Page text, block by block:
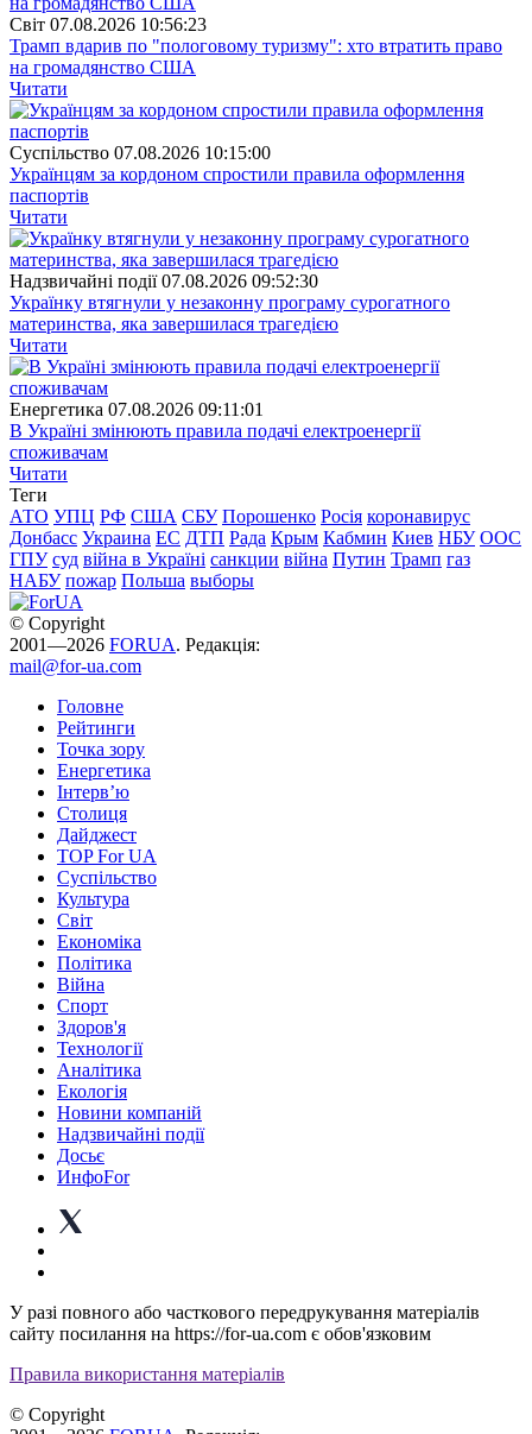
Свiт 07.08.2026 10:56:23
Трамп вдарив по "пологовому туризму": хто втратить право
на громадянство США
Читати
Суспiльство 07.08.2026 10:15:00
Українцям за кордоном спростили правила оформлення
паспортів
Читати
Надзвичайні події 07.08.2026 09:52:30
Українку втягнули у незаконну програму сурогатного
материнства, яка завершилася трагедією
Читати
Енергетика 07.08.2026 09:11:01
В Україні змінюють правила подачі електроенергії
споживачам
Читати
Теги
АТО УПЦ РФ США СБУ Порошенко Росія коронавирус
Донбасс Украина ЕС ДТП Рада Крым Кабмин Киев НБУ ООС
ГПУ суд війна в Україні санкции війна Путин Трамп газ
НАБУ пожар Польша выборы
© Copyright
2001—2026 FORUA. Редакція:
mail@for-ua.com
Головне
Рейтинги
Точка зору
Енергетика
Інтерв’ю
Столиця
Дайджест
TOP For UA
Суспiльство
Культура
Світ
Економіка
Політика
Війна
Спорт
Здоров'я
Технології
Аналітика
Екологія
Новини компаній
Надзвичайні події
Досьє
ИнфоFor
У разі повного або часткового передрукування матеріалів
сайту посилання на https://for-ua.com є обов'язковим
Правила використання матеріалів
© Copyright